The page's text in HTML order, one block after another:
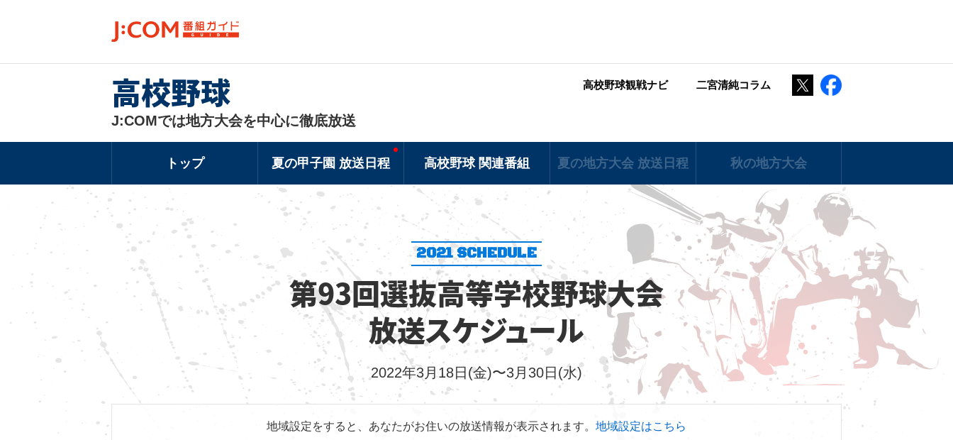
高校野球
J:COMでは地方大会を中心に徹底放送
高校野球観戦ナビ 二宮清純コラム Twitter
トップ 夏の甲子園 放送日程 高校野球 関連番組 夏の地方大会 放送日程 秋の地方大会
2021 SCHEDULE
第93回選抜高等学校野球大会
放送スケジュール
2022年3月18日(金)〜3月30日(水)
地域設定をすると、あなたがお住いの放送情報が表示されます。 地域設定はこちら